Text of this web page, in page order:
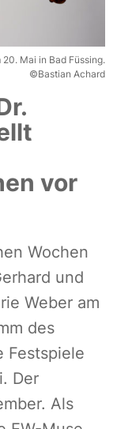
Mai in Bad Füssing.
©Bastian Achard
vor
Wochen
und
Weber am
des
Festspiele
Der
Als